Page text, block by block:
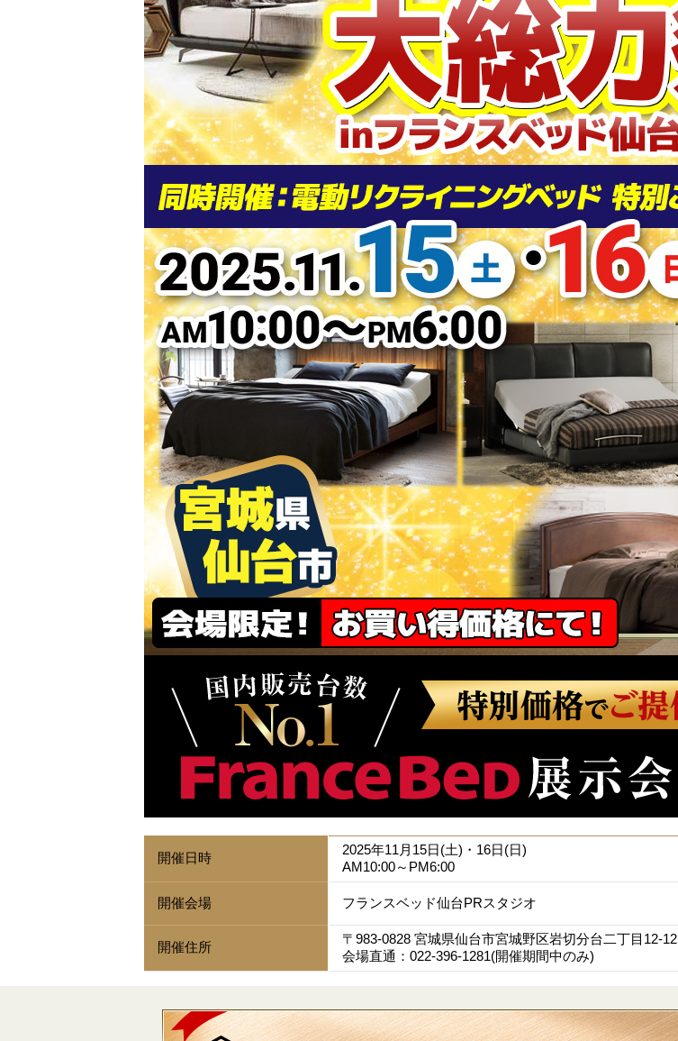
開催日時
2025年11月15日(土)・16日(日)
AM10:00～PM6:00
開催会場 フランスベッド仙台PRスタジオ
開催住所
〒983-0828 宮城県仙台市宮城野区岩切分台二丁目12-12
会場直通：022-396-1281(開催期間中のみ)